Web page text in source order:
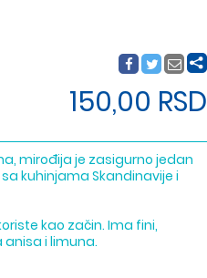
150,00 RSD
mirođija je zasigurno jedan
kuhinjama Skandinavije i
kao začin. Ima fini,
i limuna.